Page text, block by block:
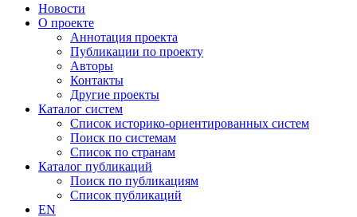
Новости
О проекте
Аннотация проекта
Публикации по проекту
Авторы
Контакты
Другие проекты
Каталог систем
Список историко-ориентированных систем
Поиск по системам
Список по странам
Каталог публикаций
Поиск по публикациям
Список публикаций
EN